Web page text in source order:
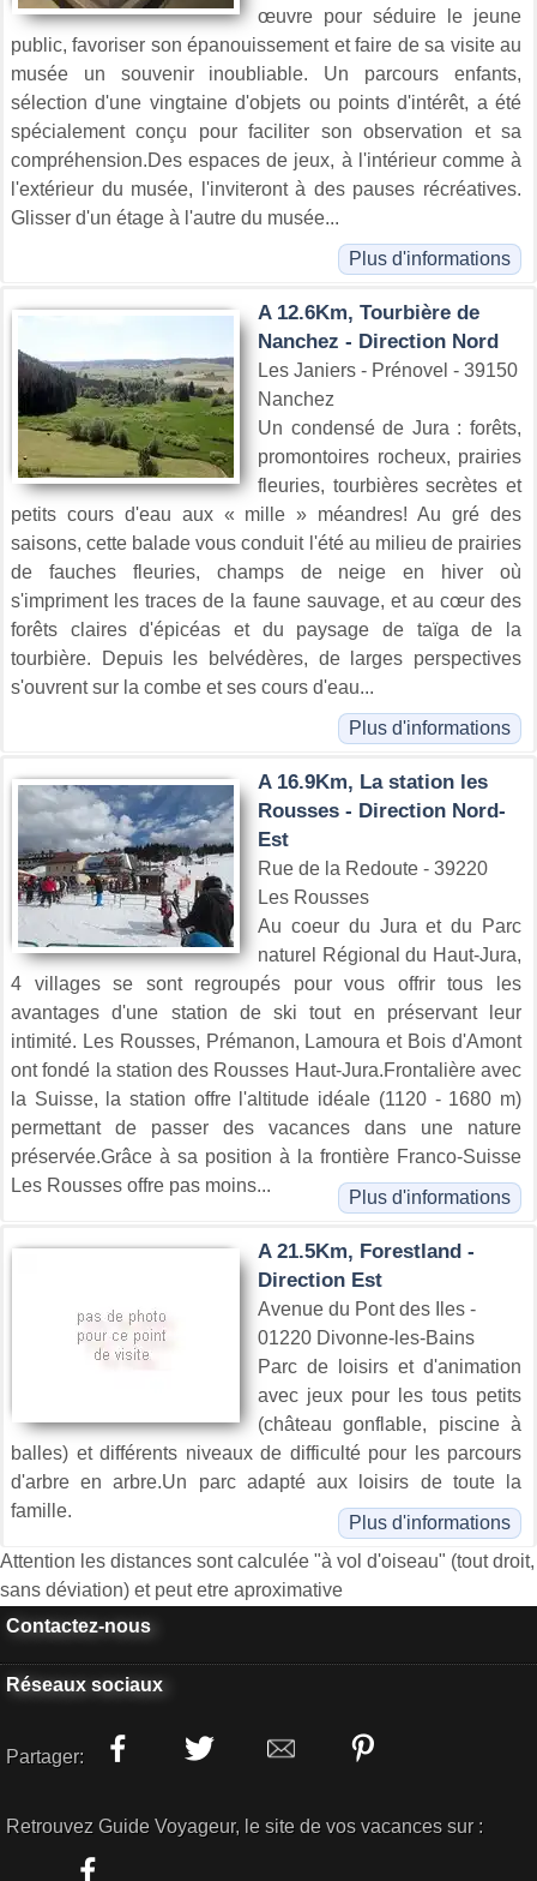
œuvre pour séduire le jeune
public, favoriser son épanouissement et faire de sa visite au
musée un souvenir inoubliable. Un parcours enfants,
sélection d'une vingtaine d'objets ou points d'intérêt, a été
spécialement conçu pour faciliter son observation et sa
compréhension.Des espaces de jeux, à l'intérieur comme à
l'extérieur du musée, l'inviteront à des pauses récréatives.
Glisser d'un étage à l'autre du musée...
Plus d'informations
A 12.6Km, Tourbière de
Nanchez - Direction Nord
Les Janiers - Prénovel - 39150
Nanchez
Un condensé de Jura : forêts,
promontoires rocheux, prairies
fleuries, tourbières secrètes et
petits cours d'eau aux « mille » méandres! Au gré des
saisons, cette balade vous conduit l'été au milieu de prairies
de fauches fleuries, champs de neige en hiver où
s'impriment les traces de la faune sauvage, et au cœur des
forêts claires d'épicéas et du paysage de taïga de la
tourbière. Depuis les belvédères, de larges perspectives
s'ouvrent sur la combe et ses cours d'eau...
Plus d'informations
A 16.9Km, La station les
Rousses - Direction Nord-
Est
Rue de la Redoute - 39220
Les Rousses
Au coeur du Jura et du Parc
naturel Régional du Haut-Jura,
4 villages se sont regroupés pour vous offrir tous les
avantages d'une station de ski tout en préservant leur
intimité. Les Rousses, Prémanon, Lamoura et Bois d'Amont
ont fondé la station des Rousses Haut-Jura.Frontalière avec
la Suisse, la station offre l'altitude idéale (1120 - 1680 m)
permettant de passer des vacances dans une nature
préservée.Grâce à sa position à la frontière Franco-Suisse
Les Rousses offre pas moins...
Plus d'informations
A 21.5Km, Forestland -
Direction Est
Avenue du Pont des Iles -
01220 Divonne-les-Bains
Parc de loisirs et d'animation
avec jeux pour les tous petits
(château gonflable, piscine à
balles) et différents niveaux de difficulté pour les parcours
d'arbre en arbre.Un parc adapté aux loisirs de toute la
famille.
Plus d'informations
Attention les distances sont calculée "à vol d'oiseau" (tout droit,
sans déviation) et peut etre aproximative
Contactez-nous
Réseaux sociaux
Partager:
Retrouvez Guide Voyageur, le site de vos vacances sur :